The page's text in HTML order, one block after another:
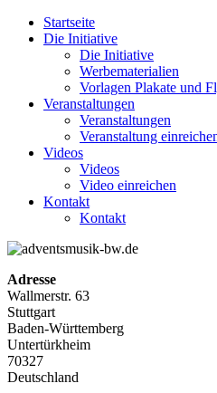
Startseite
Die Initiative
Die Initiative
Werbematerialien
Vorlagen Plakate und
Veranstaltungen
Veranstaltungen
Veranstaltung
Videos
Videos
Video einreichen
Kontakt
Kontakt
Adresse
Wallmerstr. 63
Stuttgart
Baden-Württemberg
Untertürkheim
70327
Deutschland